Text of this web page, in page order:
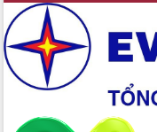
đấu có 77% xã đạt chuẩn nông
mới
Chuyển đổi số 'mở đường' cho
nghiệp Đắk Lắk tăng trưởng
Triển khai đồng bộ đo đạc, lập
địa chính, hoàn thiện cơ sở dữ
đai